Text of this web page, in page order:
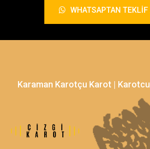
WHATSAPTAN TEKLIF
Karaman Karotçu Karot |